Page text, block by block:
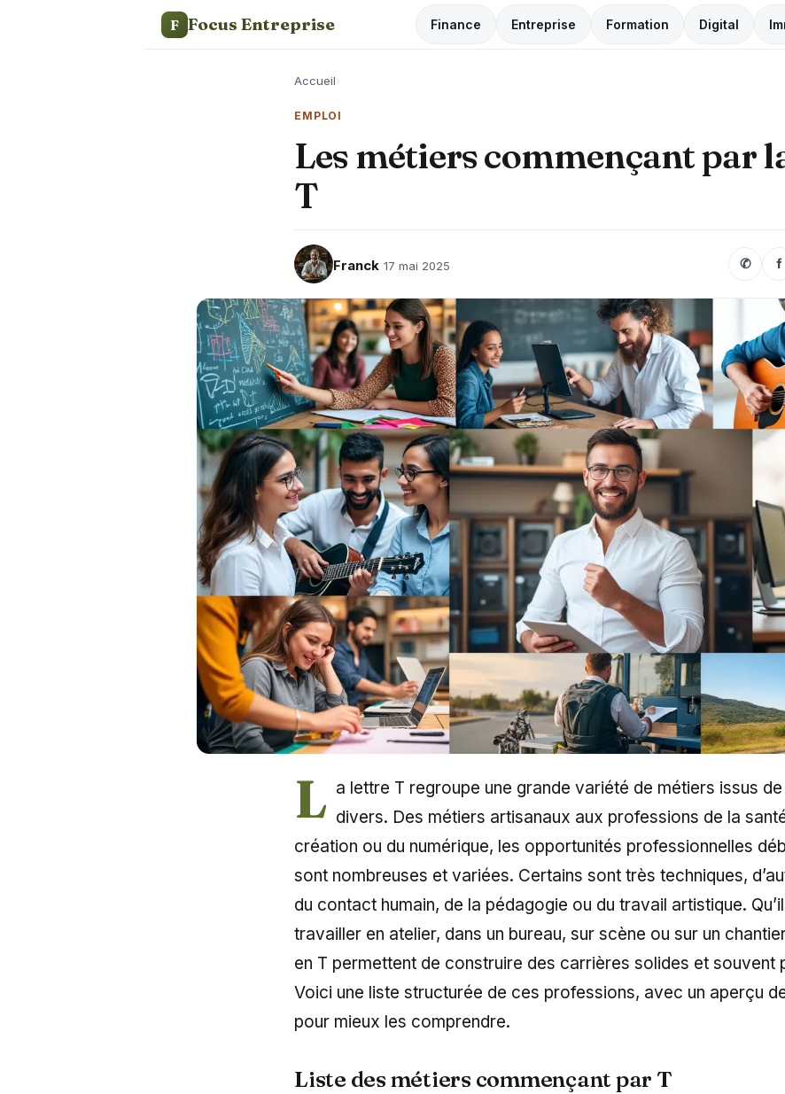
F Focus Entreprise Finance Entreprise Formation Digital
Accueil›
EMPLOI
Les métiers commençant par
T
Franck 17 mai 2025 ✆ f
L a lettre T regroupe une grande variété de métiers issus
divers. Des métiers artisanaux aux professions de la
création ou du numérique, les opportunités professionnelles
sont nombreuses et variées. Certains sont très techniques,
du contact humain, de la pédagogie ou du travail artistique.
travailler en atelier, dans un bureau, sur scène ou sur un
en T permettent de construire des carrières solides et souvent
Voici une liste structurée de ces professions, avec un aperçu
pour mieux les comprendre.
Liste des métiers commençant par T